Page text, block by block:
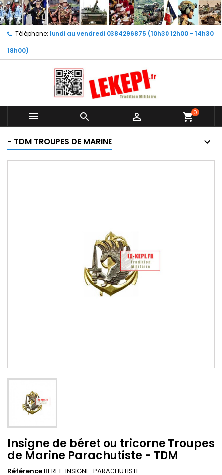
Téléphone: lundi au vendredi 0384296875 (10h30 12h00 - 14h30
18h00)
   shopping_cart0
- TDM TROUPES DE MARINE
Insigne de béret ou tricorne Troupes
de Marine Parachutiste - TDM
RéférenceBERET-INSIGNE-PARACHUTISTE